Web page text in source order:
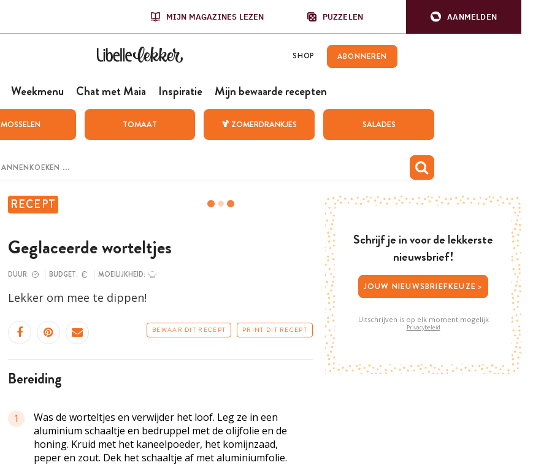
MIJN MAGAZINES LEZEN PUZZELEN AANMELDEN
SHOP ABONNEREN
Weekmenu Chat met Maia Inspiratie Mijn bewaarde recepten
MOSSELEN TOMAAT 🍹 ZOMERDRANKJES SALADES
RECEPT
Geglaceerde worteltjes
DUUR: BUDGET: MOEILIJKHEID:
Lekker om mee te dippen!
BEWAAR DIT RECEPT PRINT DIT RECEPT
bereiding
1
Was de worteltjes en verwijder het loof. Leg ze in een
aluminium schaaltje en bedruppel met de olijfolie en de
honing. Kruid met het kaneelpoeder, het komijnzaad,
peper en zout. Dek het schaaltje af met aluminiumfolie.
Schrijf je in voor de lekkerste
nieuwsbrief!
JOUW NIEUWSBRIEFKEUZE >
Uitschrijven is op elk moment mogelijk
Privacybeleid